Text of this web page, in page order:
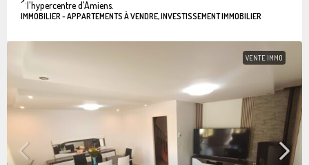
l'hypercentre d'Amiens.
IMMOBILIER - APPARTEMENTS À VENDRE, INVESTISSEMENT IMMOBILIER
VENTE IMMO